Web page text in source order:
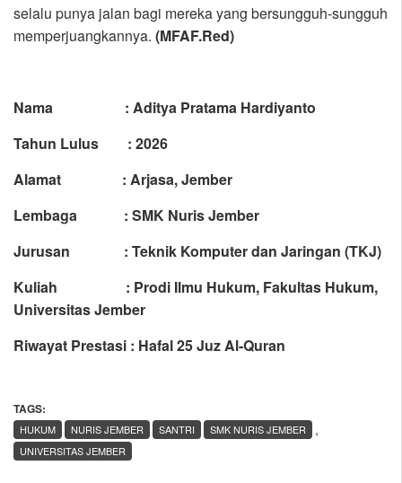
selalu punya jalan bagi mereka yang bersungguh-sungguh
memperjuangkannya. (MFAF.Red)
Nama : Aditya Pratama Hardiyanto
Tahun Lulus : 2026
Alamat : Arjasa, Jember
Lembaga : SMK Nuris Jember
Jurusan : Teknik Komputer dan Jaringan (TKJ)
Kuliah : Prodi Ilmu Hukum, Fakultas Hukum,
Universitas Jember
Riwayat Prestasi : Hafal 25 Juz Al-Quran
TAGS:
,
HUKUM NURIS JEMBER SANTRI
SMK NURIS JEMBER
UNIVERSITAS JEMBER